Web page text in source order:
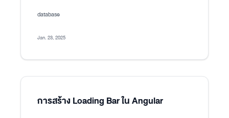
database
Jan. 23, 2025
การสร้าง Loading Bar ใน Angular